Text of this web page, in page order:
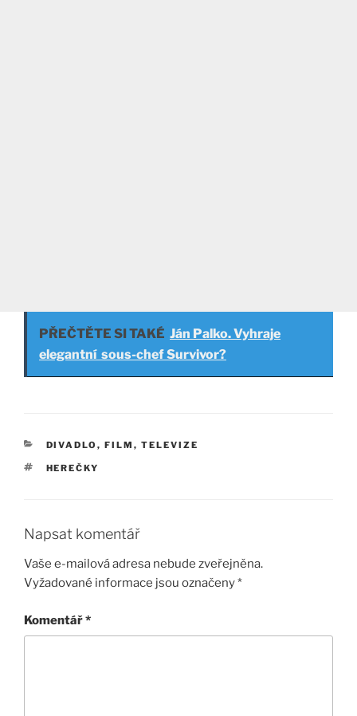
PŘEČTĚTE SI TAKÉ Ján Palko. Vyhraje
elegantní sous-chef Survivor?
RUBRIKY
DIVADLO, FILM, TELEVIZE
ŠTÍTKY
HEREČKY
Napsat komentář
Vaše e-mailová adresa nebude zveřejněna.
Vyžadované informace jsou označeny*
Komentář*